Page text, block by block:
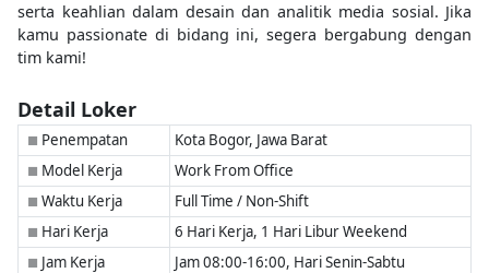
serta keahlian dalam desain dan analitik media sosial. Jika
kamu passionate di bidang ini, segera bergabung dengan
tim kami!
Detail Loker
■ Penempatan Kota Bogor, Jawa Barat
■ Model Kerja Work From Office
■ Waktu Kerja Full Time / Non-Shift
■ Hari Kerja 6 Hari Kerja, 1 Hari Libur Weekend
■ Jam Kerja Jam 08:00-16:00, Hari Senin-Sabtu